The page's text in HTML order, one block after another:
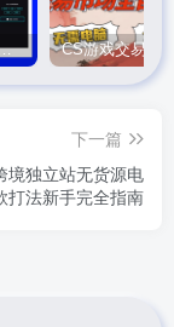
版测算系统源码
下一篇
境独立站无货源电
打法新手完全指南